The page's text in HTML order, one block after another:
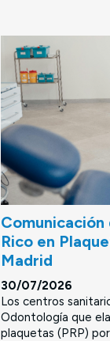
Comunicación
Rico en
Madrid
30/07/2026
Los centros
Odontología que
plaquetas (PRP)